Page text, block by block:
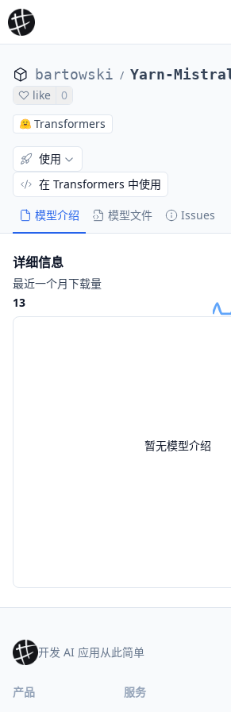
bartowski /
like
0
Transformers
模型介绍 模型文件 Issues
使用
在 Transformers 中使用
暂无模型介绍
详细信息
最近一个月下载量
13
开发 AI 应用从此简单
产品 服务